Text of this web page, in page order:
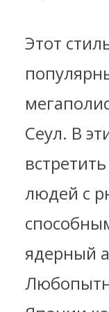
Этот
Сеул. В
людей с
ядерный